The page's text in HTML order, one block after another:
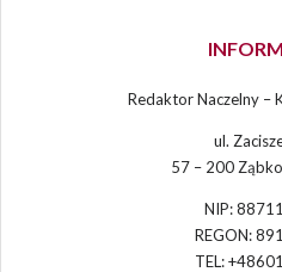
Redaktor Naczelny –
ul.
57 – 200
NIP:
REGON:
TEL: